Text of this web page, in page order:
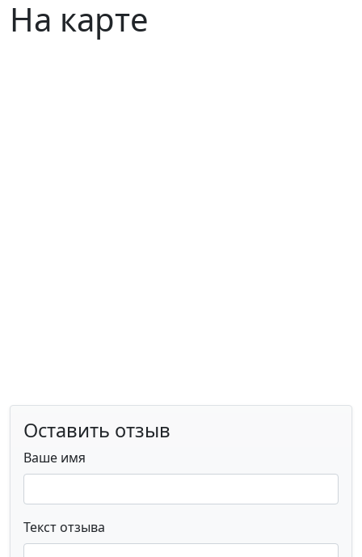
На карте
Оставить отзыв
Ваше имя
Текст отзыва